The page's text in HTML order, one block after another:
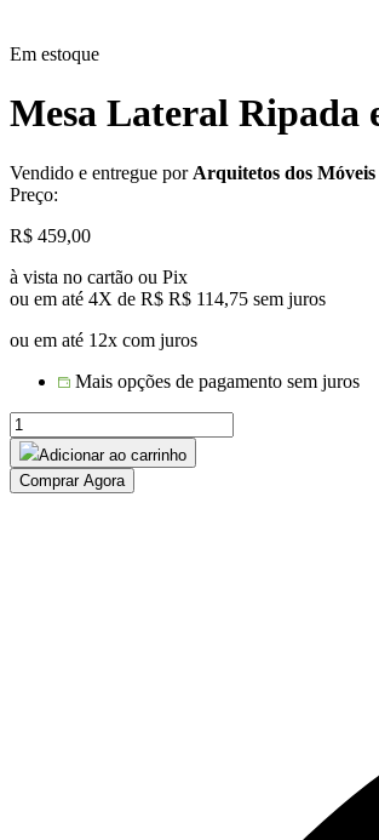
Em estoque
Mesa Lateral Ripada
Vendido e entregue por Arquitetos dos Móveis
Preço:
R$ 459,00
à vista no cartão ou Pix
ou em até 4X de R$ R$ 114,75 sem juros
ou em até 12x com juros
Mais opções de pagamento sem juros
Mesa
Lateral
Ripada
em
Adicionar ao carrinho
Comprar Agora